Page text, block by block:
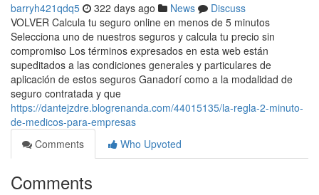
barryh421qdq5 322 days ago News
Discuss
VOLVER Calcula tu seguro online en menos de 5 minutos
Selecciona uno de nuestros seguros y calcula tu precio sin
compromiso Los términos expresados en esta web están
supeditados a las condiciones generales y particulares de
aplicación de estos seguros Ganadorí como a la modalidad de
seguro contratada y que
https://dantejzdre.blogrenanda.com/44015135/la-regla-2-minuto-
de-medicos-para-empresas
Comments
Who Upvoted
Comments